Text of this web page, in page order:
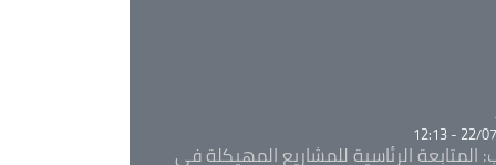
22/07/
المتابعة الرئاسية للمشاريع المهيكلة في